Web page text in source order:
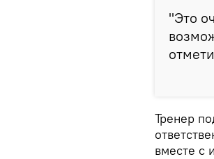
"Это
Тренер
вместе с